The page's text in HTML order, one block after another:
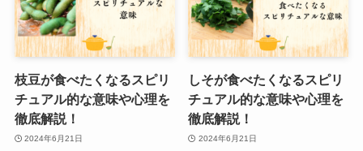
枝豆が食べたくなるスピリ
チュアル的な意味や心理を
徹底解説！
2024年6月21日
しそが食べたくなるスピリ
チュアル的な意味や心理を
徹底解説！
2024年6月21日